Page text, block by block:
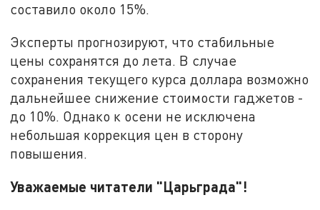
составило около 15%.
Эксперты прогнозируют, что стабильные
цены сохранятся до лета. В случае
сохранения текущего курса доллара возможно
дальнейшее снижение стоимости гаджетов -
до 10%. Однако к осени не исключена
небольшая коррекция цен в сторону
повышения.
Уважаемые читатели "Царьграда"!